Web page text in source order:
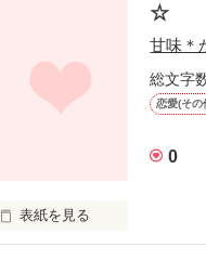
☆
甘味＊
総文字
恋愛(その
0
表紙を見る